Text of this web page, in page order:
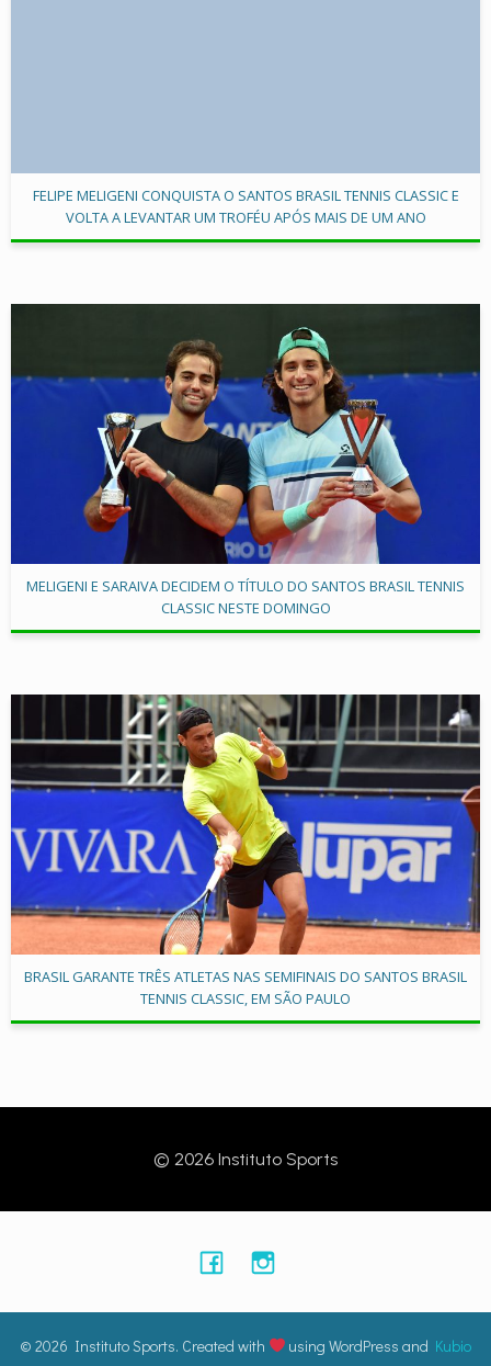
FELIPE MELIGENI CONQUISTA O SANTOS BRASIL TENNIS CLASSIC E
VOLTA A LEVANTAR UM TROFÉU APÓS MAIS DE UM ANO
MELIGENI E SARAIVA DECIDEM O TÍTULO DO SANTOS BRASIL TENNIS
CLASSIC NESTE DOMINGO
BRASIL GARANTE TRÊS ATLETAS NAS SEMIFINAIS DO SANTOS BRASIL
TENNIS CLASSIC, EM SÃO PAULO
© 2026 Instituto Sports
© 2026 Instituto Sports. Created with using WordPress and Kubio